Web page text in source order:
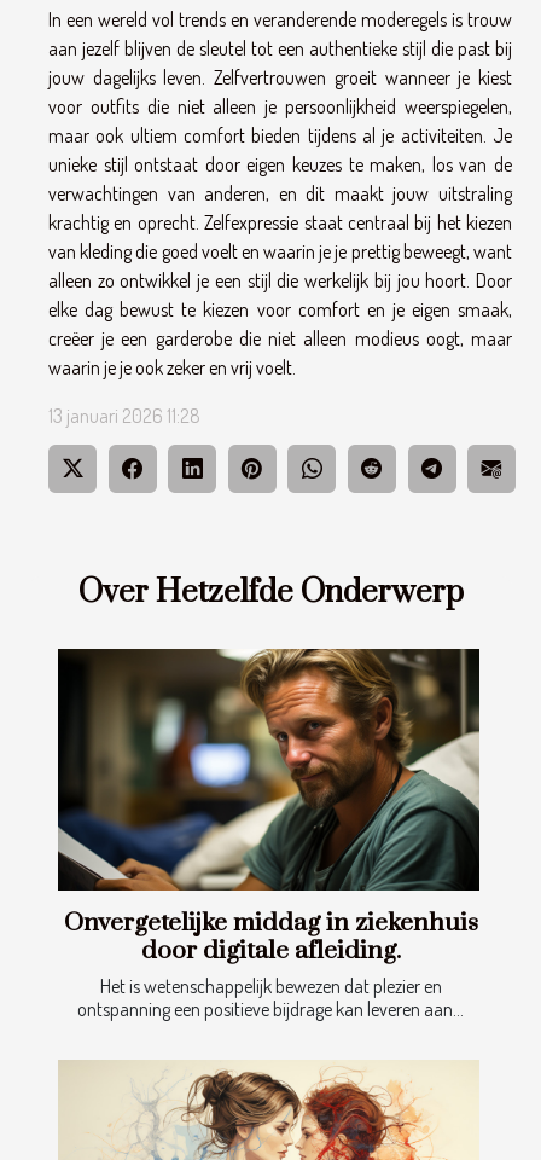
Over Hetzelfde Onderwerp
Onvergetelijke middag in ziekenhuis
door digitale afleiding.
Het is wetenschappelijk bewezen dat plezier en
ontspanning een positieve bijdrage kan leveren aan...
In een wereld vol trends en veranderende moderegels is trouw
aan jezelf blijven de sleutel tot een authentieke stijl die past bij
jouw dagelijks leven. Zelfvertrouwen groeit wanneer je kiest
voor outfits die niet alleen je persoonlijkheid weerspiegelen,
maar ook ultiem comfort bieden tijdens al je activiteiten. Je
unieke stijl ontstaat door eigen keuzes te maken, los van de
verwachtingen van anderen, en dit maakt jouw uitstraling
krachtig en oprecht. Zelfexpressie staat centraal bij het kiezen
van kleding die goed voelt en waarin je je prettig beweegt, want
alleen zo ontwikkel je een stijl die werkelijk bij jou hoort. Door
elke dag bewust te kiezen voor comfort en je eigen smaak,
creëer je een garderobe die niet alleen modieus oogt, maar
waarin je je ook zeker en vrij voelt.
13 januari 2026 11:28